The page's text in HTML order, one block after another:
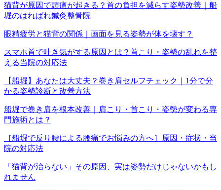
猫背が原因で頭痛が起きる？首の負担を減らす姿勢改善｜船
堀のはればれ鍼灸整骨院
眼精疲労と猫背の関係｜画面を見る姿勢が体を壊す？
スマホ首で吐き気がする原因とは？首こり・姿勢の乱れを整
える当院の対応法
【船堀】あなたは大丈夫？巻き肩セルフチェック｜1分で分
かる姿勢診断と改善方法
船堀で巻き肩を根本改善｜肩こり・首こり・姿勢が変わる専
門施術とは？
［船堀で反り腰による腰痛でお悩みの方へ］原因・症状・当
院の対応法
「猫背が治らない」その原因、実は姿勢だけじゃないかもし
れません